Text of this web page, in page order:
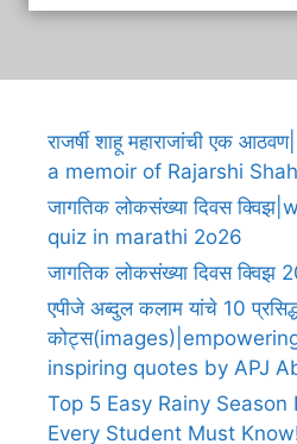
राजर्षी शाहू महाराजांची एक
a memoir of Rajarshi
जागतिक लोकसंख्या दिवस
quiz in marathi 2o26
जागतिक लोकसंख्या दिवस क्विझ
एपीजे अब्दुल कलाम यांचे 10
inspiring quotes by APJ
Top 5 Easy Rainy Season
Every Student Must